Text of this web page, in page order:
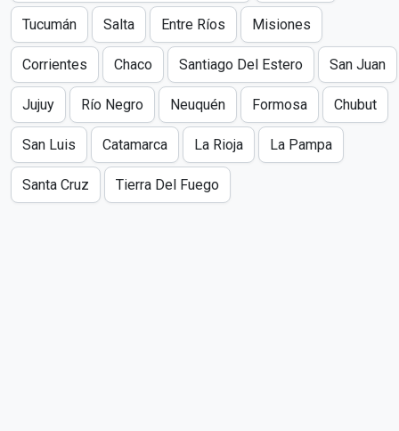
Tucumán Salta Entre Ríos Misiones
Corrientes Chaco Santiago Del Estero San Juan
Jujuy Río Negro Neuquén Formosa Chubut
San Luis Catamarca La Rioja La Pampa
Santa Cruz Tierra Del Fuego